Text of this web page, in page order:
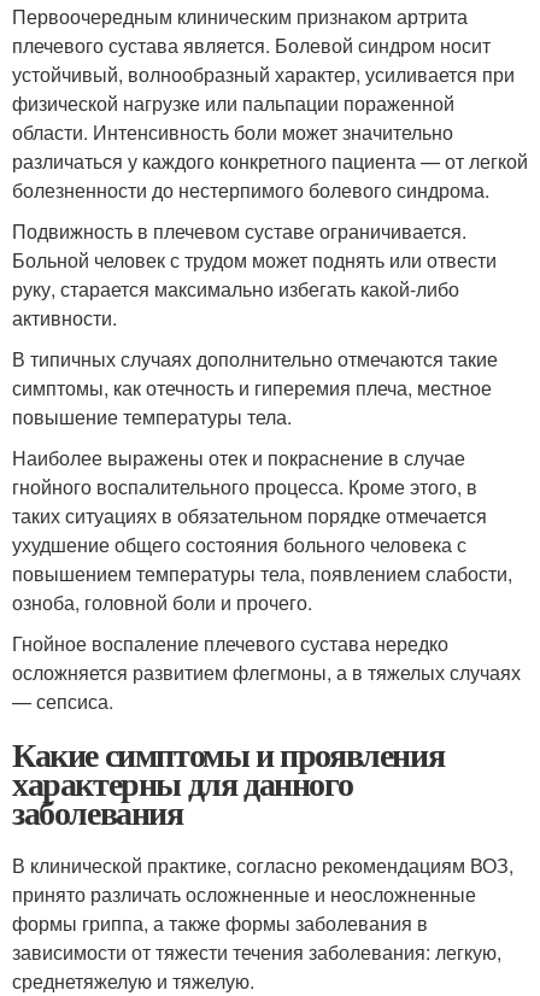
Первоочередным клиническим признаком артрита
плечевого сустава является. Болевой синдром носит
устойчивый, волнообразный характер, усиливается при
физической нагрузке или пальпации пораженной
области. Интенсивность боли может значительно
различаться у каждого конкретного пациента — от легкой
болезненности до нестерпимого болевого синдрома.
Подвижность в плечевом суставе ограничивается.
Больной человек с трудом может поднять или отвести
руку, старается максимально избегать какой-либо
активности.
В типичных случаях дополнительно отмечаются такие
симптомы, как отечность и гиперемия плеча, местное
повышение температуры тела.
Наиболее выражены отек и покраснение в случае
гнойного воспалительного процесса. Кроме этого, в
таких ситуациях в обязательном порядке отмечается
ухудшение общего состояния больного человека с
повышением температуры тела, появлением слабости,
озноба, головной боли и прочего.
Гнойное воспаление плечевого сустава нередко
осложняется развитием флегмоны, а в тяжелых случаях
— сепсиса.
Какие симптомы и проявления
характерны для данного
заболевания
В клинической практике, согласно рекомендациям ВОЗ,
принято различать осложненные и неосложненные
формы гриппа, а также формы заболевания в
зависимости от тяжести течения заболевания: легкую,
среднетяжелую и тяжелую.